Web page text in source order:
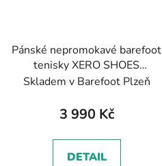
Pánské nepromokavé barefoot
tenisky XERO SHOES
Scrambler Trail Low WP -
Skladem v Barefoot Plzeň
3 990 Kč
DETAIL